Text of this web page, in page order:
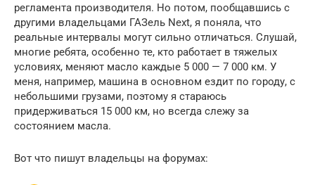
регламента производителя. Но потом, пообщавшись с
другими владельцами ГАЗель Next, я поняла, что
реальные интервалы могут сильно отличаться. Слушай,
многие ребята, особенно те, кто работает в тяжелых
условиях, меняют масло каждые 5 000 — 7 000 км. У
меня, например, машина в основном ездит по городу, с
небольшими грузами, поэтому я стараюсь
придерживаться 15 000 км, но всегда слежу за
состоянием масла.
Вот что пишут владельцы на форумах: